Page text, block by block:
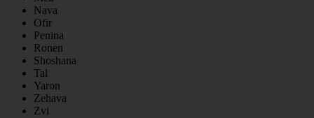
Nava
Ofir
Penina
Ronen
Shoshana
Tal
Yaron
Zehava
Zvi